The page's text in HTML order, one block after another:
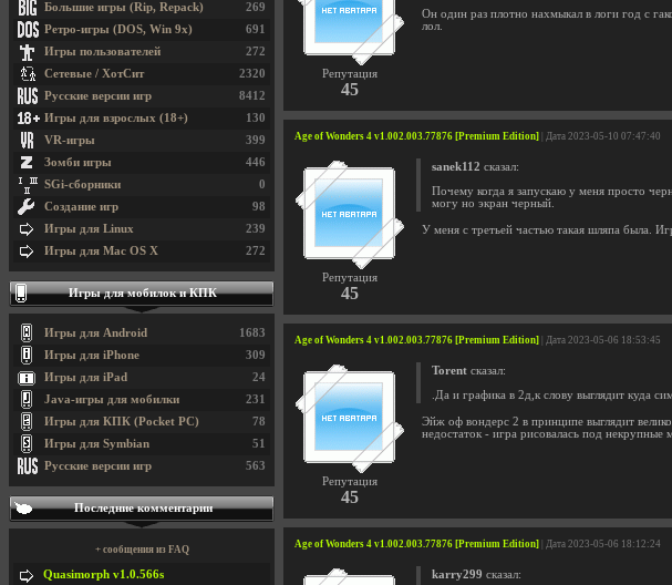
Репутация
45
Он один раз плотно нахмыкал в логи год с
лол.
Age of Wonders 4 v1.002.003.77876 [Premium Edition] | Дата 2023-05-10 07:47:40
Репутация
45
sanek112 сказал:
Почему когда я запускаю у меня просто
могу но экран черный.
У меня с третьей частью такая шляпа была.
Age of Wonders 4 v1.002.003.77876 [Premium Edition] | Дата 2023-05-06 18:53:45
Репутация
45
Torent сказал:
.Да и графика в 2д,к слову выглядит куда
Эйж оф вондерс 2 в принципе выглядит
недостаток - игра рисовалась под некрупные
Age of Wonders 4 v1.002.003.77876 [Premium Edition] | Дата 2023-05-06 18:12:24
karry299 сказал:
269
Большие игры (Rip, Repack)
691
Ретро-игры (DOS, Win 9x)
272
Игры пользователей
2320
Сетевые / ХотСит
8412
Русские версии игр
130
Игры для взрослых (18+)
399
VR-игры
446
Зомби игры
0
SGi-сборники
98
Создание игр
239
Игры для Linux
272
Игры для Mac OS X
Игры для мобилок и КПК
1683
Игры для Android
309
Игры для iPhone
24
Игры для iPad
231
Java-игры для мобилки
78
Игры для КПК (Pocket PC)
51
Игры для Symbian
563
Русские версии игр
Последние комментарии
+ сообщения из FAQ
Quasimorph v1.0.566s